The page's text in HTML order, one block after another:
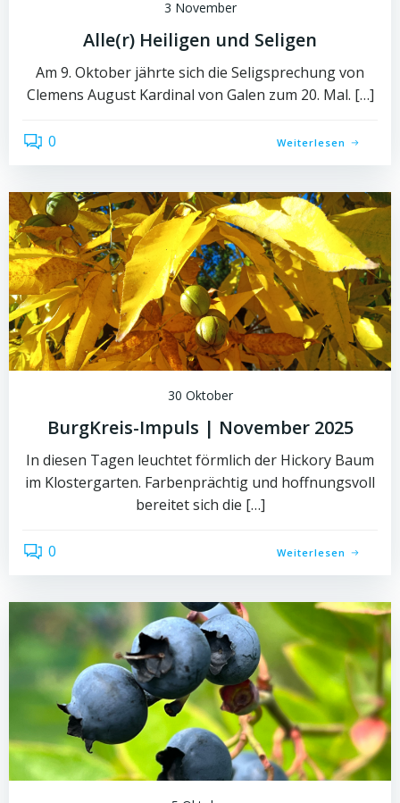
3 November
Alle(r) Heiligen und Seligen
Am 9. Oktober jährte sich die Seligsprechung von
Clemens August Kardinal von Galen zum 20. Mal. […]
0 Weiterlesen
30 Oktober
BurgKreis-Impuls | November 2025
In diesen Tagen leuchtet förmlich der Hickory Baum
im Klostergarten. Farbenprächtig und hoffnungsvoll
bereitet sich die […]
0 Weiterlesen